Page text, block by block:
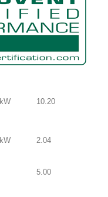
kW 10.20
kW 2.04
5.00